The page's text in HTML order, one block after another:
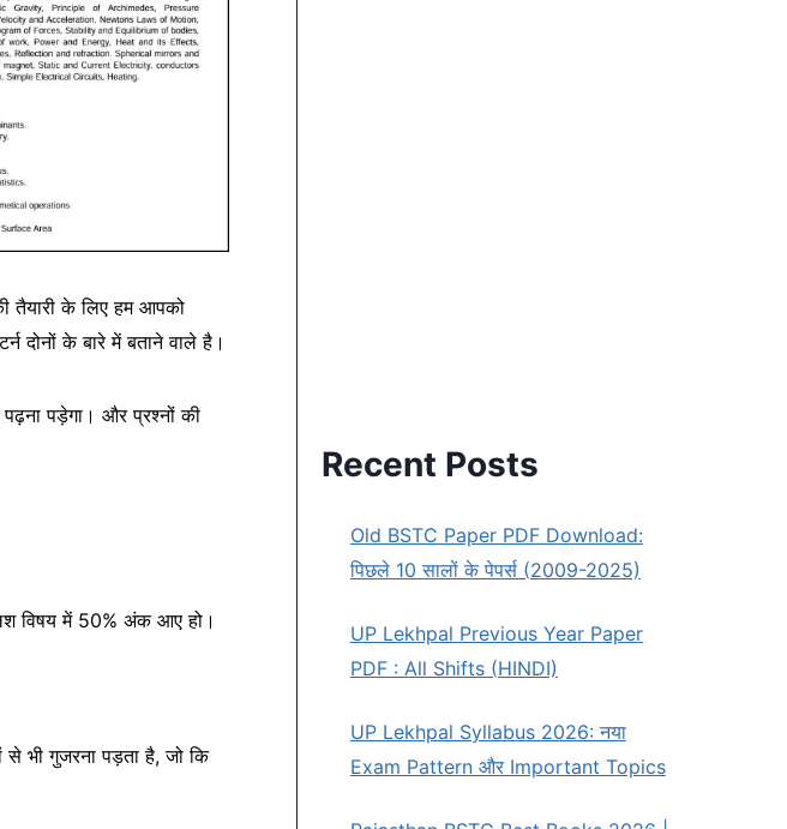
तैयारी के लिए हम आपको
दोनों के बारे में बताने वाले है।
पड़ेगा। और प्रश्नों की
विषय में 50% अंक आए हो।
से भी गुजरना पड़ता है, जो कि
Recent Posts
Old BSTC Paper PDF Download:
पिछले 10 सालों के पेपर्स (2009-2025)
UP Lekhpal Previous Year Paper
PDF : All Shifts (HINDI)
UP Lekhpal Syllabus 2026: नया
Exam Pattern और Important Topics